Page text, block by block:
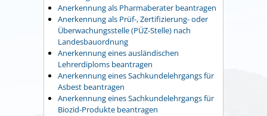
Anerkennung als Pharmaberater beantragen
Anerkennung als Prüf-, Zertifizierung- oder
Überwachungsstelle (PÜZ-Stelle) nach
Landesbauordnung
Anerkennung eines ausländischen
Lehrerdiploms beantragen
Anerkennung eines Sachkundelehrgangs für
Asbest beantragen
Anerkennung eines Sachkundelehrgangs für
Biozid-Produkte beantragen